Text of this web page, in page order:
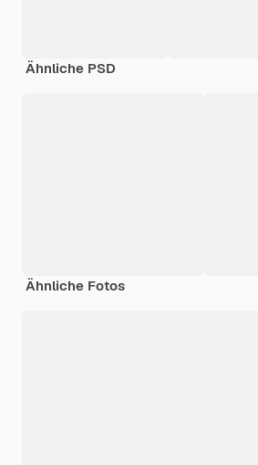
Ähnliche PSD
Ähnliche Fotos